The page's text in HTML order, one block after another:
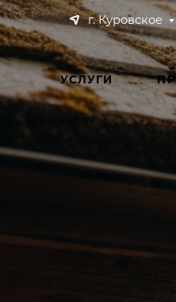
г. Куровское
УСЛУГИ